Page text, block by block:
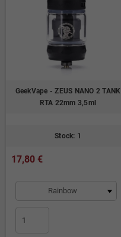
GeekVape - ZEUS NANO 2 TANK
RTA 22mm 3,5ml
Stock: 1
17,80 €